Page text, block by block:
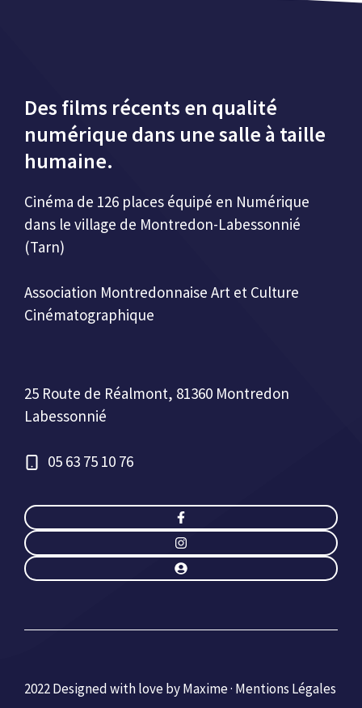
Des films récents en qualité
numérique dans une salle à taille
humaine.
Cinéma de 126 places équipé en Numérique
dans le village de Montredon-Labessonnié
(Tarn)
Association Montredonnaise Art et Culture
Cinématographique
25 Route de Réalmont, 81360 Montredon
Labessonnié
05 63 75 10 76
2022 Designed with love by Maxime · Mentions Légales